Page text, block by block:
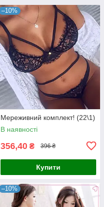
–10%
Мереживний комплект! (22\1)
В наявності
356,40 ₴ 396 ₴
Купити
–10%